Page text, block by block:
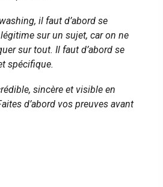
il faut d’abord se
sur un sujet, car on ne
sur tout. Il faut d’abord se
spécifique.
sincère et visible en
d’abord vos preuves avant